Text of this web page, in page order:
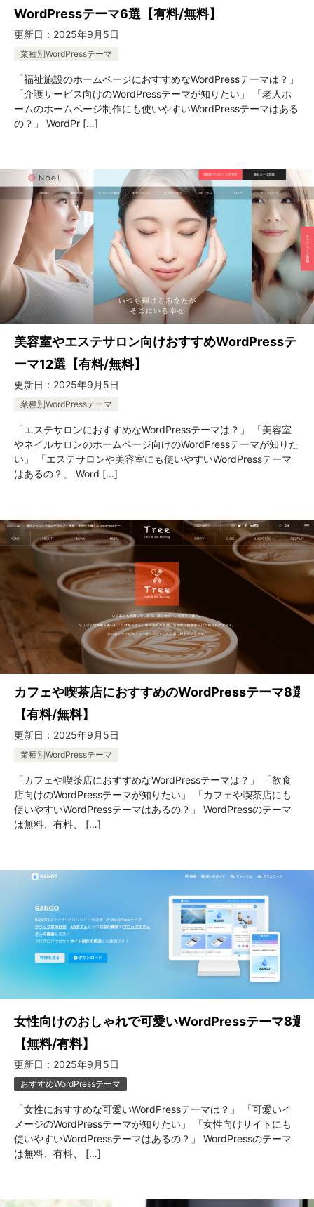
WordPressテーマ6選【有料/無料】
更新日： 2025年9月5日
業種別WordPressテーマ
「福祉施設のホームページにおすすめなWordPressテーマは？」
「介護サービス向けのWordPressテーマが知りたい」 「老人ホ
ームのホームページ制作にも使いやすいWordPressテーマはある
の？」 WordPr […]
美容室やエステサロン向けおすすめWordPressテ
ーマ12選【有料/無料】
更新日： 2025年9月5日
業種別WordPressテーマ
「エステサロンにおすすめなWordPressテーマは？」 「美容室
やネイルサロンのホームページ向けのWordPressテーマが知りた
い」 「エステサロンや美容室にも使いやすいWordPressテーマ
はあるの？」 Word […]
カフェや喫茶店におすすめのWordPressテーマ8選
【有料/無料】
更新日： 2025年9月5日
業種別WordPressテーマ
「カフェや喫茶店におすすめなWordPressテーマは？」 「飲食
店向けのWordPressテーマが知りたい」 「カフェや喫茶店にも
使いやすいWordPressテーマはあるの？」 WordPressのテーマ
は無料、有料、 […]
女性向けのおしゃれで可愛いWordPressテーマ8選
【無料/有料】
更新日： 2025年9月5日
おすすめWordPressテーマ
「女性におすすめな可愛いWordPressテーマは？」 「可愛いイ
メージのWordPressテーマが知りたい」 「女性向けサイトにも
使いやすいWordPressテーマはあるの？」 WordPressのテーマ
は無料、有料、 […]